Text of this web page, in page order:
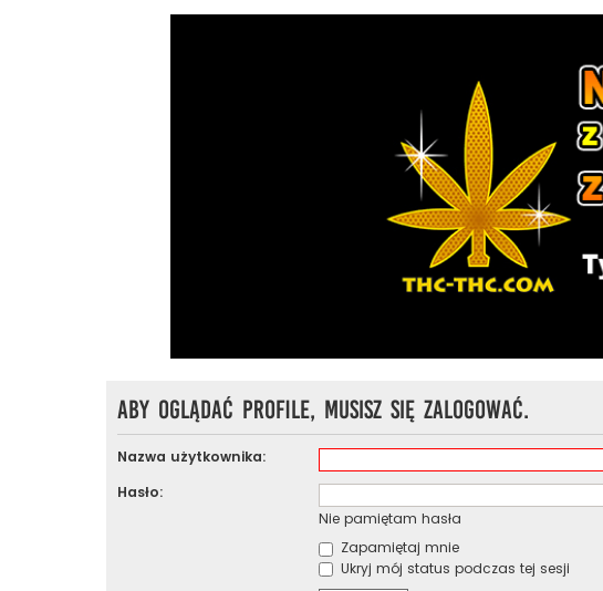
Aby oglądać profile, musisz się zalogować.
Nazwa użytkownika:
Hasło:
Nie pamiętam hasła
Zapamiętaj mnie
Ukryj mój status podczas tej sesji